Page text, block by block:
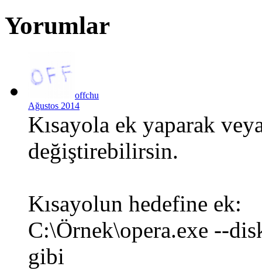
Yorumlar
offchu
Ağustos 2014
Kısayola ek yaparak
değiştirebilirsin.
Kısayolun hedefine ek:
C:\Örnek\opera.exe --
gibi